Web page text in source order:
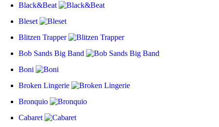
Black&Beat
Bleset
Blitzen Trapper
Bob Sands Big Band
Boni
Broken Lingerie
Bronquio
Cabaret